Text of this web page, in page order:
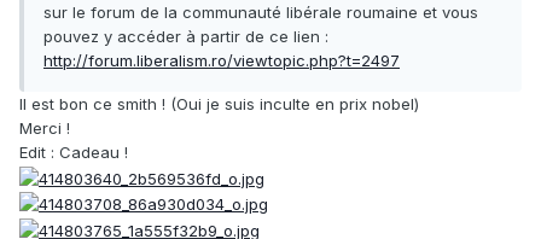
sur le forum de la communauté libérale roumaine et vous
pouvez y accéder à partir de ce lien :
http://forum.liberalism.ro/viewtopic.php?t=2497
Il est bon ce smith ! (Oui je suis inculte en prix nobel)
Merci !
Edit : Cadeau !